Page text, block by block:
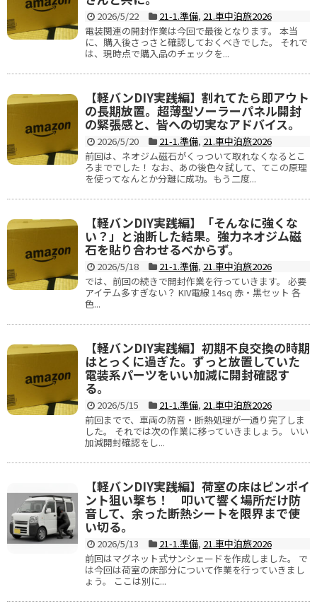
2026/5/22 21-1.準備, 21.車中泊旅2026
電装関連の開封作業は今回で最後となります。 本当
に、購入後さっさと確認しておくべきでした。 それで
は、現時点で購入品のチェックを...
【軽バンDIY実践編】割れてたら即アウト
の長期放置。超薄型ソーラーパネル開封
の緊張感と、皆への切実なアドバイス。
2026/5/20 21-1.準備, 21.車中泊旅2026
前回は、ネオジム磁石がくっついて取れなくなるとこ
ろまででした！ なお、あの後色々試して、てこの原理
を使ってなんとか分離に成功。もう二度...
【軽バンDIY実践編】「そんなに強くな
い？」と油断した結果。強力ネオジム磁
石を貼り合わせるべからず。
2026/5/18 21-1.準備, 21.車中泊旅2026
では、前回の続きで開封作業を行っていきます。 必要
アイテム多すぎない？ KIV電線 14sq 赤・黒セット 各
色...
【軽バンDIY実践編】初期不良交換の時期
はとっくに過ぎた。ずっと放置していた
電装系パーツをいい加減に開封確認す
る。
2026/5/15 21-1.準備, 21.車中泊旅2026
前回までで、車両の防音・断熱処理が一通り完了しま
した。 それでは次の作業に移っていきましょう。 いい
加減開封確認をし...
【軽バンDIY実践編】荷室の床はピンポイ
ント狙い撃ち！ 叩いて響く場所だけ防
音して、余った断熱シートを限界まで使
い切る。
2026/5/13 21-1.準備, 21.車中泊旅2026
前回はマグネット式サンシェードを作成しました。 で
は今回は荷室の床部分について作業を行っていきまし
ょう。 ここは別に...